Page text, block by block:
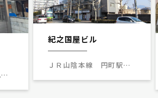
紀之国屋ビル
ＪＲ山陰本線 円町駅